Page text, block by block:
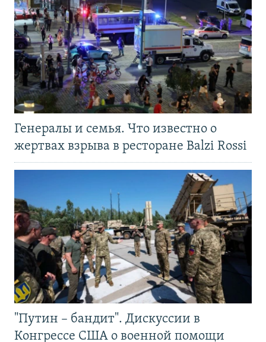
Генералы и семья. Что известно о
жертвах взрыва в ресторане Balzi Rossi
"Путин – бандит". Дискуссии в
Конгрессе США о военной помощи